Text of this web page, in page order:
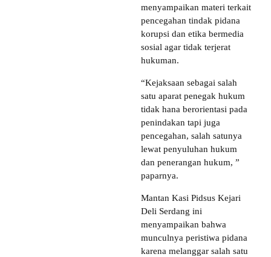
menyampaikan materi terkait
pencegahan tindak pidana
korupsi dan etika bermedia
sosial agar tidak terjerat
hukuman.
“Kejaksaan sebagai salah
satu aparat penegak hukum
tidak hana berorientasi pada
penindakan tapi juga
pencegahan, salah satunya
lewat penyuluhan hukum
dan penerangan hukum, ”
paparnya.
Mantan Kasi Pidsus Kejari
Deli Serdang ini
menyampaikan bahwa
munculnya peristiwa pidana
karena melanggar salah satu